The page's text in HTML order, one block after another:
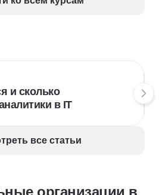
и сколько
в IT
все статьи
организации в